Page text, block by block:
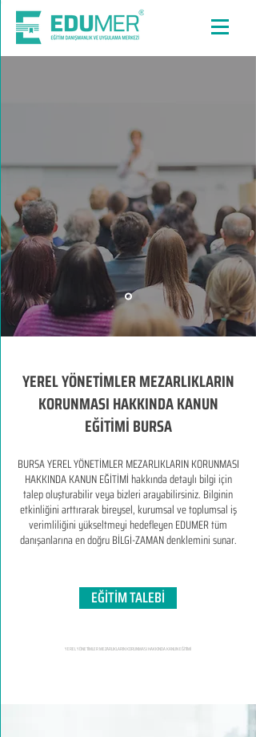
YEREL YÖNETİMLER MEZARLIKLARIN
KORUNMASI HAKKINDA KANUN
EĞİTİMİ BURSA
BURSA YEREL YÖNETİMLER MEZARLIKLARIN KORUNMASI
HAKKINDA KANUN EĞİTİMİ hakkında detaylı bilgi için
talep oluşturabilir veya bizleri arayabilirsiniz. Bilginin
etkinliğini arttırarak bireysel, kurumsal ve toplumsal iş
verimliliğini yükseltmeyi hedefleyen​ EDUMER tüm
danışanlarına en doğru BİLGİ-ZAMAN denklemini sunar.
EĞİTİM TALEBİ
YEREL YÖNETİMLER MEZARLIKLARIN KORUNMASI HAKKINDA KANUN EĞİTİMİ